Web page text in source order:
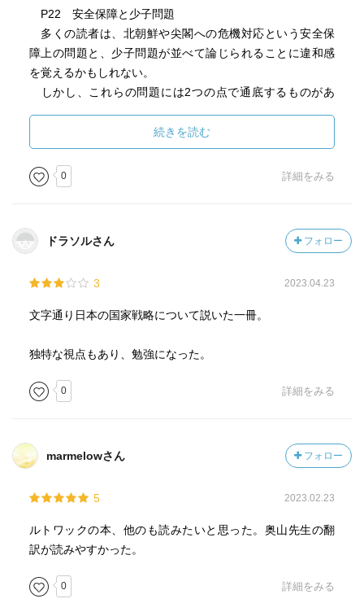
妥当なのである。
イノベーションは、過去、小さな組織から起こっていて、
中国、アメリカの規模からは、かならずしも継続的に起こ
るかどうかは定かデハナイ。シリコンバレイは、官僚的な
インド人が増えてきていて、ＩＴなど技術の中心がかわり
つつあることを最後に示唆している。
目次
第２章 北朝鮮の非核化は可能か
第７章 「リスク回避」が戦争を長期化させる
第９章 米中が戦う地経学的紛争
P22 安全保障と少子問題
多くの読者は、北朝鮮や尖閣への危機対応という安全保
障上の問題と、少子問題が並べて論じられることに違和感
を覚えるかもしれない。
しかし、これらの問題には2つの点で通底するものがあ
ひとつは、いずれも日本がまさに直面している、致命的
な問題でありながら、実際的かつ有効な対処法に誰も取り
込もうとしていない点だ。
（中略）
何の意味もないということだ。
（中略）
最も優先されるべきは、無償のチャイルドケアだろう。ス
ウェーデン、フランス、イスラエルは、高い水準のチャイ
続きを読む
0 詳細をみる
ドラソルさん フォロー
3 2023.04.23
文字通り日本の国家戦略について説いた一冊。
独特な視点もあり、勉強になった。
0 詳細をみる
marmelowさん フォロー
5 2023.02.23
ルトワックの本、他のも読みたいと思った。奥山先生の翻
訳が読みやすかった。
0 詳細をみる